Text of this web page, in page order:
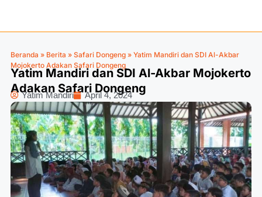
Beranda » Berita » Safari Dongeng » Yatim Mandiri dan SDI Al-Akbar
Mojokerto Adakan Safari Dongeng
Yatim Mandiri dan SDI Al-Akbar Mojokerto
Adakan Safari Dongeng
Yatim Mandiri April 4, 2024